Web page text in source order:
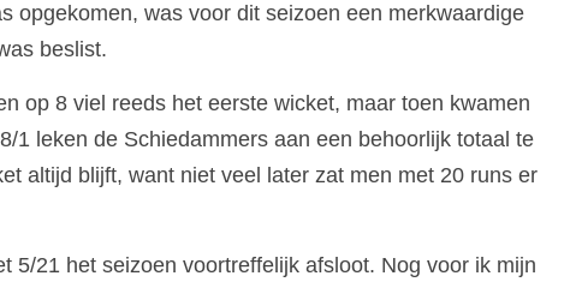
opgekomen, was voor dit seizoen een merkwaardige
beslist.
op 8 viel reeds het eerste wicket, maar toen kwamen
1 leken de Schiedammers aan een behoorlijk totaal te
altijd blijft, want niet veel later zat men met 20 runs er
5/21 het seizoen voortreffelijk afsloot. Nog voor ik mijn